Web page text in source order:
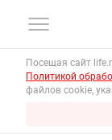
Посещая сайт
Политикой
файлов cookie,